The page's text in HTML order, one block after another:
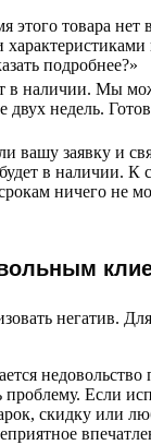
этого товара нет
подробнее?»
в наличии. Мы
двух недель.
вашу заявку и
будет в наличии. К
ничего не
негатив. Для
недовольство
Если
скидку или